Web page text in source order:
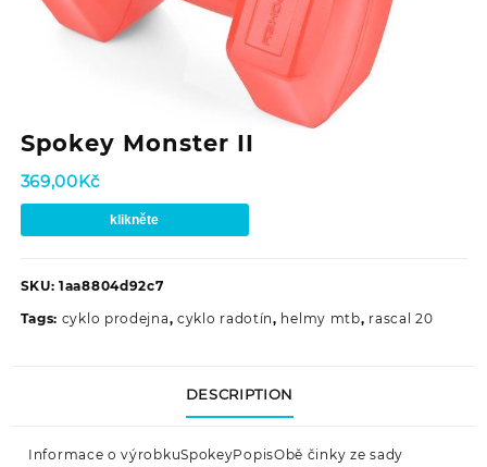
Spokey Monster II
369,00Kč
klikněte
SKU: 1aa8804d92c7
Tags: cyklo prodejna, cyklo radotín, helmy mtb, rascal 20
DESCRIPTION
Informace o výrobkuSpokeyPopisObě činky ze sady